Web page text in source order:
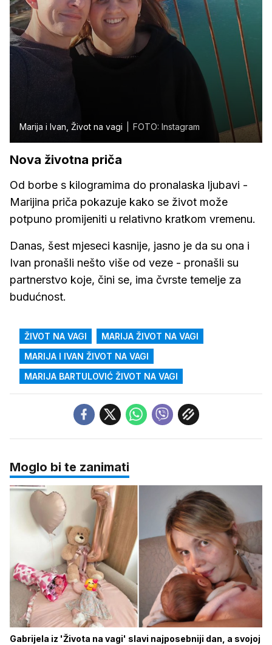
Marija i Ivan, Život na vagi FOTO: Instagram
Nova životna priča
Od borbe s kilogramima do pronalaska ljubavi -
Marijina priča pokazuje kako se život može
potpuno promijeniti u relativno kratkom vremenu.
Danas, šest mjeseci kasnije, jasno je da su ona i
Ivan pronašli nešto više od veze - pronašli su
partnerstvo koje, čini se, ima čvrste temelje za
budućnost.
ŽIVOT NA VAGI
MARIJA ŽIVOT NA VAGI
MARIJA I IVAN ŽIVOT NA VAGI
MARIJA BARTULOVIĆ ŽIVOT NA VAGI
Moglo bi te zanimati
Gabrijela iz 'Života na vagi' slavi najposebniji dan, a svojoj